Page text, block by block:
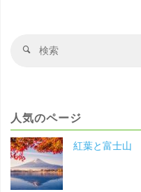
天
神
検
人気のページ
紅葉と富士山